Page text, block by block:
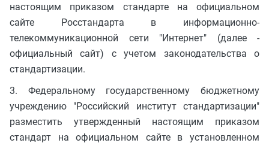
настоящим приказом стандарте на официальном
сайте Росстандарта в информационно-
телекоммуникационной сети "Интернет" (далее -
официальный сайт) с учетом законодательства о
стандартизации.
3. Федеральному государственному бюджетному
учреждению "Российский институт стандартизации"
разместить утвержденный настоящим приказом
стандарт на официальном сайте в установленном